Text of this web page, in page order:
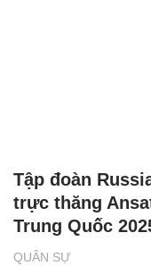
QUÂN SỰ
Tập đoàn
trực thăng
Trung Quốc